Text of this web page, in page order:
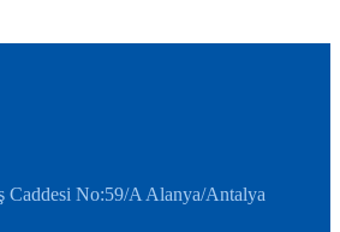
Caddesi No:59/A Alanya/Antalya